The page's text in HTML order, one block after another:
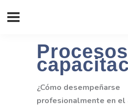
¿Cómo desempeñarse
profesionalmente en el